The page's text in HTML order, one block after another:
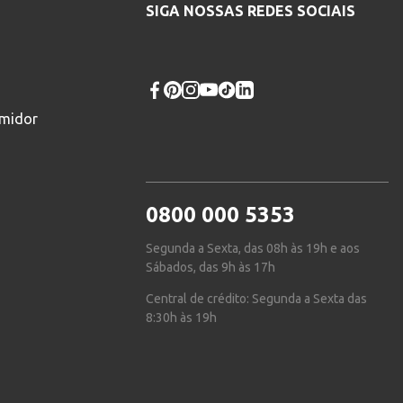
SIGA NOSSAS REDES SOCIAIS
0800 000 5353
Segunda a Sexta, das 08h às 19h e aos
Sábados, das 9h às 17h
Central de crédito: Segunda a Sexta das
8:30h às 19h